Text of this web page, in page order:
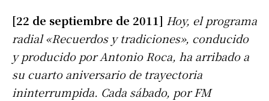
[22 de septiembre de 2011] Hoy, el programa
radial «Recuerdos y tradiciones», conducido
y producido por Antonio Roca, ha arribado a
su cuarto aniversario de trayectoria
ininterrumpida. Cada sábado, por FM